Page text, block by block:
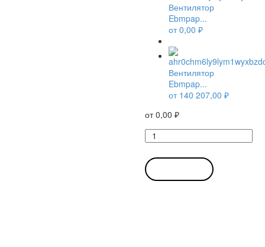
Вентилятор
Ebmpap...
от0,00 ₽
Вентилятор
Ebmpap...
от 140 207,00 ₽
от0,00 ₽
Количество
товара
Вентилятор
Ebmpapst
K3G097-